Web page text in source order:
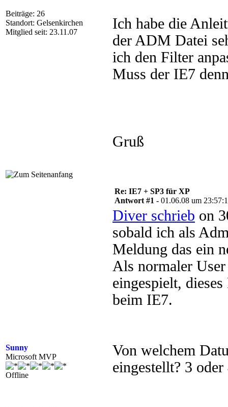
Beiträge: 26
Standort: Gelsenkirchen
Mitglied seit: 23.11.07
Ich habe die
der ADM Datei
ich den Filter
Muss der IE7
Gruß
Sunny
Microsoft MVP
Offline
Re: IE7 + SP3 für XP
Antwort #1 - 01.06.08 um
Diver schrieb on
sobald ich als
Meldung das ein
Als normaler
eingespielt,
beim IE7.
Von welchem
eingestellt? 3 oder